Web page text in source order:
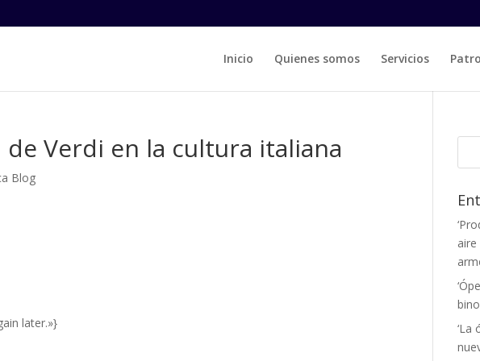
Inicio Quienes somos Servicios
Verdi en la cultura italiana
Blog
later.»}
‘La